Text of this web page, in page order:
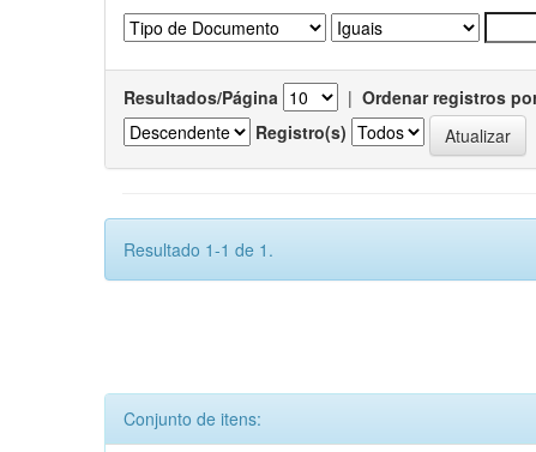
Resultados/Página | Ordenar registros
Registro(s)
Resultado 1-1 de 1.
Conjunto de itens: